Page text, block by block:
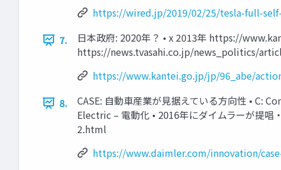
https://wired.jp/2019/02/25/tesla-full-
7.
日本政府: 2020年？ • x 2013年 https://
https://news.tvasahi.co.jp/news_politics/
https://www.kantei.go.jp/jp/96_abe/
8.
CASE: 自動車産業が見据えている方向性 • C:
Electric – 電動化 • 2016年にダイムラーが提
2.html
https://www.daimler.com/innovation/